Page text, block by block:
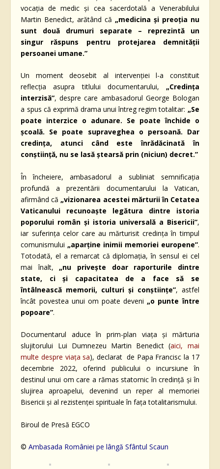
vocația de medic și cea sacerdotală a Venerabilului
Martin Benedict, arătând că „medicina și preoția nu
sunt două drumuri separate – reprezintă un
singur răspuns pentru protejarea demnității
persoanei umane.”
Un moment deosebit al intervenției l-a constituit
reflecția asupra titlului documentarului, „Credința
interzisă”, despre care ambasadorul George Bologan
a spus că exprimă drama unui întreg regim totalitar: „Se
poate interzice o adunare. Se poate închide o
școală. Se poate supraveghea o persoană. Dar
credința, atunci când este înrădăcinată în
conștiință, nu se lasă ștearsă prin (niciun) decret.”
În încheiere, ambasadorul a subliniat semnificația
profundă a prezentării documentarului la Vatican,
afirmând că „vizionarea acestei mărturii în Cetatea
Vaticanului recunoaște legătura dintre istoria
poporului român și istoria universală a Bisericii”,
iar suferința celor care au mărturisit credința în timpul
comunismului „aparține inimii memoriei europene”.
Totodată, el a remarcat că diplomația, în sensul ei cel
mai înalt, „nu privește doar raporturile dintre
state, ci și capacitatea de a face să se
întâlnească memorii, culturi și conștiințe”, astfel
încât povestea unui om poate deveni „o punte între
popoare”.
Documentarul aduce în prim-plan viața și mărturia
slujitorului Lui Dumnezeu Martin Benedict (aici, mai
multe despre viața sa), declarat de Papa Francisc la 17
decembrie 2022, oferind publicului o incursiune în
destinul unui om care a rămas statornic în credință și în
slujirea aproapelui, devenind un reper al memoriei
Bisericii și al rezistenței spirituale în fața totalitarismului.
Biroul de Presă EGCO
© Ambasada României pe lângă Sfântul Scaun